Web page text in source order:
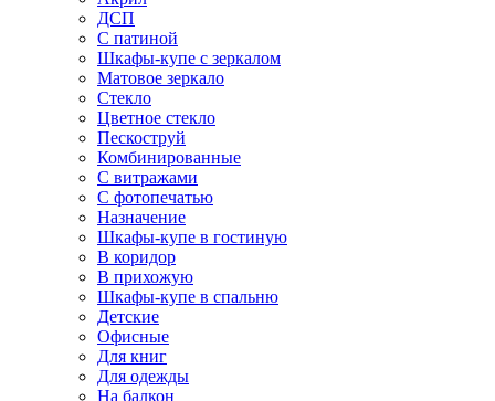
ДСП
С патиной
Шкафы-купе с зеркалом
Матовое зеркало
Стекло
Цветное стекло
Пескоструй
Комбинированные
С витражами
С фотопечатью
Назначение
Шкафы-купе в гостиную
В коридор
В прихожую
Шкафы-купе в спальню
Детские
Офисные
Для книг
Для одежды
На балкон